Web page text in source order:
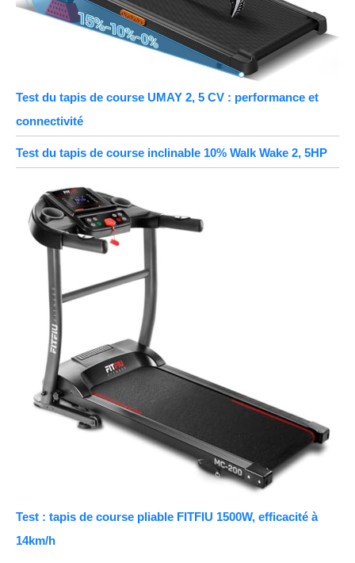
Test du tapis de course UMAY 2, 5 CV : performance et
connectivité
Test du tapis de course inclinable 10% Walk Wake 2, 5HP
Test : tapis de course pliable FITFIU 1500W, efficacité à
14km/h